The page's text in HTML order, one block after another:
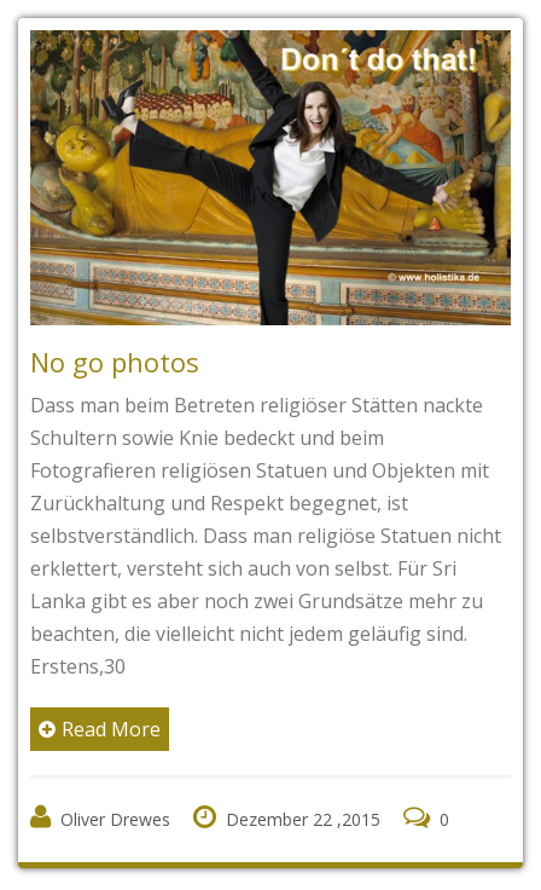
No go photos
Dass man beim Betreten religiöser Stätten nackte
Schultern sowie Knie bedeckt und beim
Fotografieren religiösen Statuen und Objekten mit
Zurückhaltung und Respekt begegnet, ist
selbstverständlich. Dass man religiöse Statuen nicht
erklettert, versteht sich auch von selbst. Für Sri
Lanka gibt es aber noch zwei Grundsätze mehr zu
beachten, die vielleicht nicht jedem geläufig sind.
Erstens,30
Read More
Oliver Drewes Dezember 22 ,2015 0